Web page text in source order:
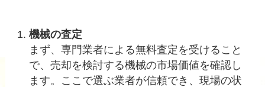
機械の査定
まず、専門業者による無料査定を受けること
で、売却を検討する機械の市場価値を確認し
ます。ここで選ぶ業者が信頼でき、現場の状